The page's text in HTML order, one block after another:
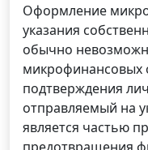
Оформление
указания
обычно
микрофинансовых
подтверждения
отправляемый на
является частью